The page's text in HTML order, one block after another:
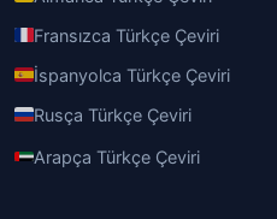
Fransızca Türkçe Çeviri
İspanyolca Türkçe Çeviri
Rusça Türkçe Çeviri
Arapça Türkçe Çeviri